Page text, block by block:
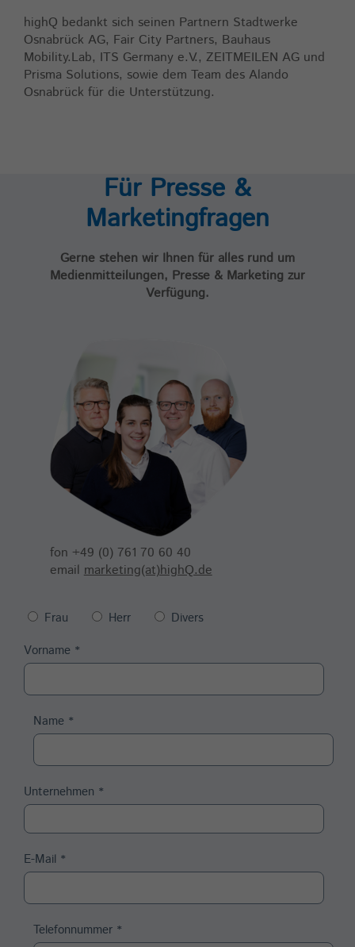
highQ bedankt sich seinen Partnern Stadtwerke
Osnabrück AG, Fair City Partners, Bauhaus
Mobility.Lab, ITS Germany e.V., ZEITMEILEN AG und
Prisma Solutions, sowie dem Team des Alando
Osnabrück für die Unterstützung.
Für Presse &
Marketingfragen
Gerne stehen wir Ihnen für alles rund um
Medienmitteilungen, Presse & Marketing zur
Verfügung.
fon +49 (0) 761 70 60 40
email marketing(at)highQ.de
Frau Herr
Divers
Vorname *
Name *
Unternehmen *
E-Mail *
Telefonnummer *